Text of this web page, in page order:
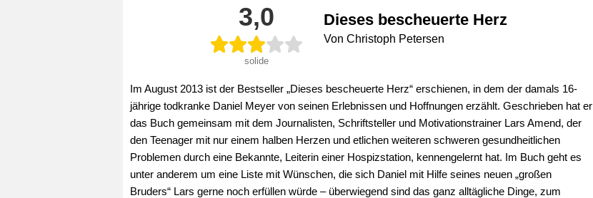
3,0
solide
Dieses bescheuerte Herz
Von Christoph Petersen
Im August 2013 ist der Bestseller „Dieses bescheuerte Herz“ erschienen, in dem der damals 16-
jährige todkranke Daniel Meyer von seinen Erlebnissen und Hoffnungen erzählt. Geschrieben hat er
das Buch gemeinsam mit dem Journalisten, Schriftsteller und Motivationstrainer Lars Amend, der
den Teenager mit nur einem halben Herzen und etlichen weiteren schweren gesundheitlichen
Problemen durch eine Bekannte, Leiterin einer Hospizstation, kennengelernt hat. Im Buch geht es
unter anderem um eine Liste mit Wünschen, die sich Daniel mit Hilfe seines neuen „großen
Bruders“ Lars gerne noch erfüllen würde – überwiegend sind das ganz alltägliche Dinge, zum